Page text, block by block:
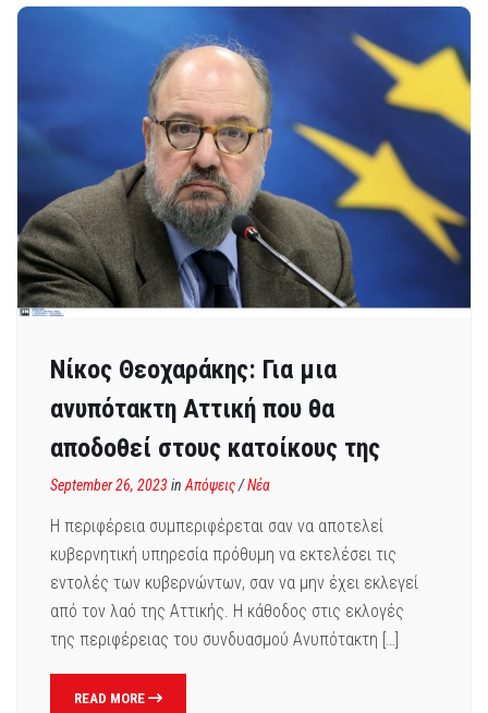
Νίκος Θεοχαράκης: Για μια
ανυπότακτη Αττική που θα
αποδοθεί στους κατοίκους της
September 26, 2023inΑπόψεις/Νέα
Η περιφέρεια συμπεριφέρεται σαν να αποτελεί
κυβερνητική υπηρεσία πρόθυμη να εκτελέσει τις
εντολές των κυβερνώντων, σαν να μην έχει εκλεγεί
από τον λαό της Αττικής. Η κάθοδος στις εκλογές
της περιφέρειας του συνδυασμού Ανυπότακτη […]
READ MORE